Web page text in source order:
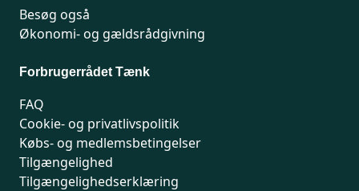
Besøg også
Økonomi- og gældsrådgivning
Forbrugerrådet Tænk
FAQ
Cookie- og privatlivspolitik
Købs- og medlemsbetingelser
Tilgængelighed
Tilgængelighedserklæring